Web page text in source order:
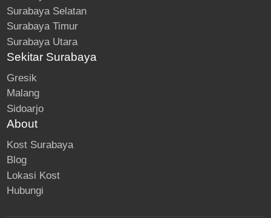
Surabaya Selatan
Surabaya Timur
Surabaya Utara
Sekitar Surabaya
Gresik
Malang
Sidoarjo
About
Kost Surabaya
Blog
Lokasi Kost
Hubungi